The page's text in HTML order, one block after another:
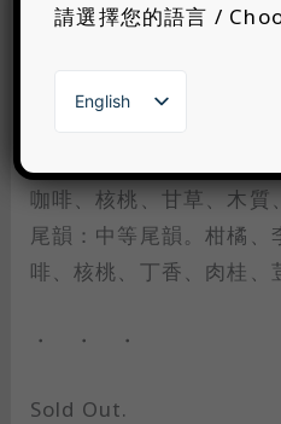
蕉、柑橘、焦糖、奶油巧
草、烘烤木質香氣與香料
咖啡、核桃、甘草、木質
尾韻：中等尾韻。柑橘、
啡、核桃、丁香、肉桂、
・ ・ ・
Sold Out.
請選擇您的語言 /
English
繁體中文
한국어